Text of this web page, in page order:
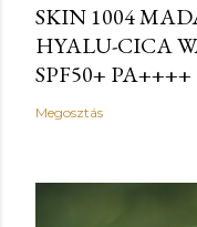
SKIN 1004
HYALU-CICA
SPF50+ PA++++
Megosztás